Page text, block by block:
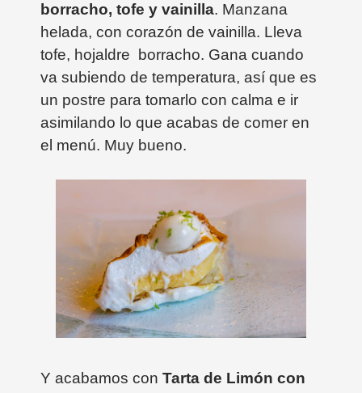
borracho, tofe y vainilla. Manzana
helada, con corazón de vainilla. Lleva
tofe, hojaldre borracho. Gana cuando
va subiendo de temperatura, así que es
un postre para tomarlo con calma e ir
asimilando lo que acabas de comer en
el menú. Muy bueno.
Y acabamos con Tarta de Limón con